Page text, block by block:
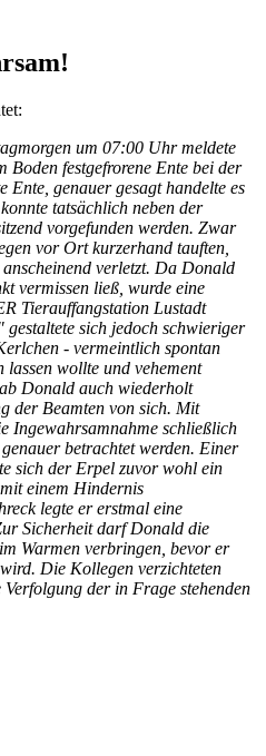
um 07:00 Uhr meldete
Boden festgefrorene Ente bei der
Ente, genauer gesagt handelte es
tatsächlich neben der
vorgefunden werden. Zwar
vor Ort kurzerhand tauften,
verletzt. Da Donald
vermissen ließ, wurde eine
Tierauffangstation Lustadt
sich jedoch schwieriger
- vermeintlich spontan
lassen wollte und vehement
Donald auch wiederholt
der Beamten von sich. Mit
Ingewahrsamnahme schließlich
betrachtet werden. Einer
sich der Erpel zuvor wohl ein
einem Hindernis
legte er erstmal eine
Sicherheit darf Donald die
Warmen verbringen, bevor er
Die Kollegen verzichteten
der in Frage stehenden